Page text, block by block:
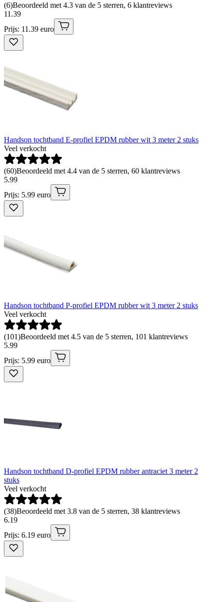
(6)Beoordeeld met 4.3 van de 5 sterren, 6 klantreviews
11 .39
Prijs: 11.39 euro
Handson tochtband E-profiel EPDM rubber wit 3 meter 2 stuks
Veel verkocht
(60)Beoordeeld met 4.4 van de 5 sterren, 60 klantreviews
5.99
Prijs: 5.99 euro
Handson tochtband P-profiel EPDM rubber wit 3 meter 2 stuks
Veel verkocht
(101)Beoordeeld met 4.5 van de 5 sterren, 101 klantreviews
5.99
Prijs: 5.99 euro
Handson tochtband D-profiel EPDM rubber antraciet 3 meter 2
stuks
Veel verkocht
(38)Beoordeeld met 3.8 van de 5 sterren, 38 klantreviews
6.19
Prijs: 6.19 euro